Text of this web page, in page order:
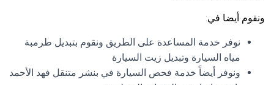
ونقوم أيضا في:
نوفر خدمة المساعدة على الطريق ونقوم بتبديل طرمبة
مياه السيارة وتبديل زيت السيارة
ونوفر أيضاً خدمة فحص السيارة في بنشر متنقل فهد الأحمد